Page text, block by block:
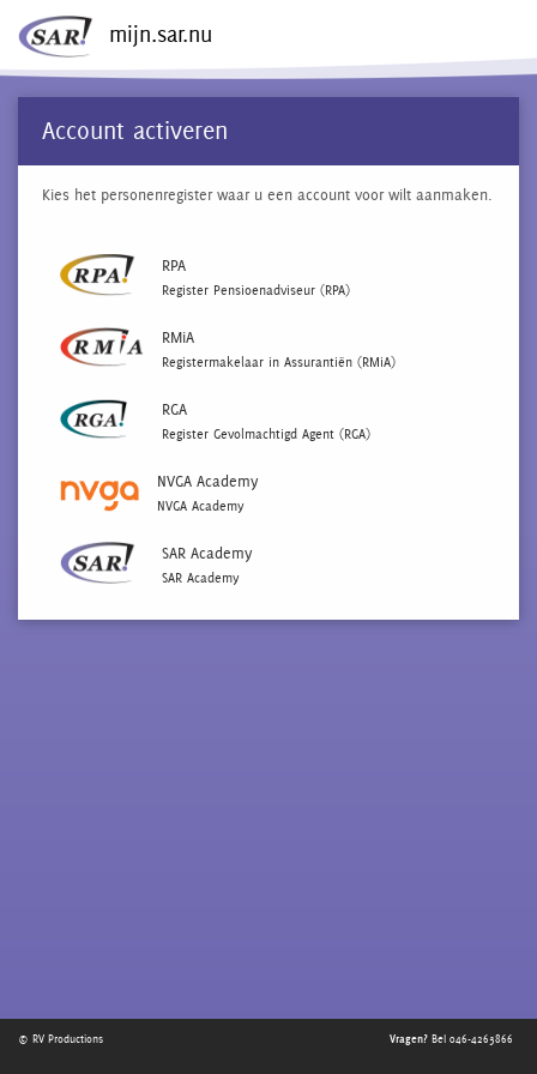
mijn.sar.nu
Account activeren
Kies het personenregister waar u een account voor wilt aanmaken.
RPA
Register Pensioenadviseur (RPA)
RMiA
Registermakelaar in Assurantiën (RMiA)
RGA
Register Gevolmachtigd Agent (RGA)
NVGA Academy
NVGA Academy
SAR Academy
SAR Academy
Vragen? Bel 046-4263866
© RV Productions